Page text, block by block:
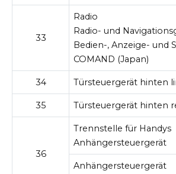
33
Radio
Radio- und
Bedien-, Anzeige- und
COMAND (Japan)
34 Türsteuergerät hinten
35 Türsteuergerät hinten
36
Trennstelle für Handys
Anhängersteuergerät
Anhängersteuergerät